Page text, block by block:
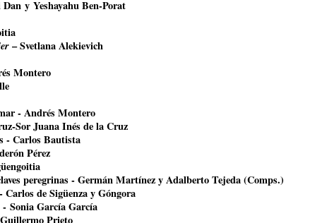
y Yeshayahu Ben-Porat
– Svetlana Alekievich
Montero
- Andrés Montero
Sor Juana Inés de la Cruz
- Carlos Bautista
Pérez
peregrinas - Germán Martínez y Adalberto Tejeda (Comps.)
de Sigüenza y Góngora
- Sonia García García
Prieto